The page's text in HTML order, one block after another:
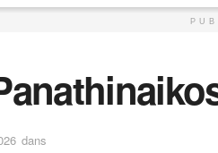
dans